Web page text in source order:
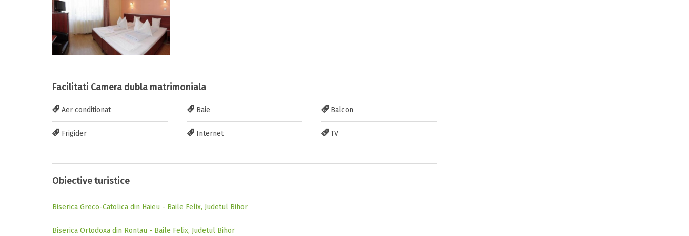
Facilitati Camera dubla matrimoniala
Aer conditionat Baie Balcon
Frigider Internet TV
Obiective turistice
Biserica Greco-Catolica din Haieu - Baile Felix, Judetul Bihor
Biserica Ortodoxa din Rontau - Baile Felix, Judetul Bihor